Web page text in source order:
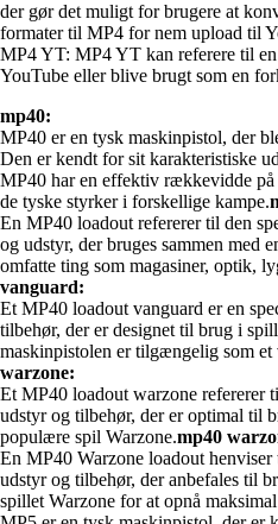
der gør det muligt for brugere at
formater til MP4 for nem upload til
MP4 YT: MP4 YT kan referere til
YouTube eller blive brugt som en
mp40:
MP40 er en tysk maskinpistol, der
Den er kendt for sit karakteristiske
MP40 har en effektiv rækkevidde
de tyske styrker i forskellige kampe.
En MP40 loadout refererer til den
og udstyr, der bruges sammen med
omfatte ting som magasiner, optik,
vanguard:
Et MP40 loadout vanguard er en
tilbehør, der er designet til brug i
maskinpistolen er tilgængelig som
warzone:
Et MP40 loadout warzone refererer
udstyr og tilbehør, der er optimal til
populære spil Warzone.mp40
En MP40 Warzone loadout
udstyr og tilbehør, der anbefales til
spillet Warzone for at opnå